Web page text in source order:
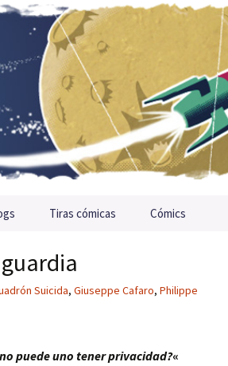
Tiras cómicas Cómics
Suicida, Giuseppe Cafaro, Philippe
no puede uno tener privacidad?«